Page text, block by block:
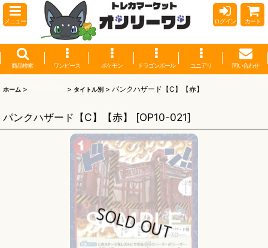
メニュー ログイン カート
商品検索 ワンピース ポケモン ドラゴンボール ユニアリ 問い合わせ
ホーム > > タイトル別 > パンクハザード【C】【赤】
パンクハザード【C】【赤】 [OP10-021]